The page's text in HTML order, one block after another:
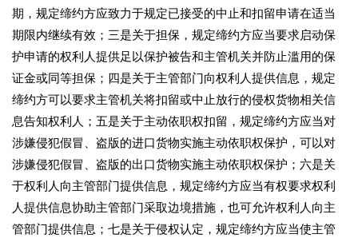
期，规定缔约方应致力于规定已接受的中止和扣留申请在适当
期限内继续有效；三是关于担保，规定缔约方应当要求启动保
护申请的权利人提供足以保护被告和主管机关并防止滥用的保
证金或同等担保；四是关于主管部门向权利人提供信息，规定
缔约方可以要求主管机关将扣留或中止放行的侵权货物相关信
息告知权利人；五是关于主动依职权扣留，规定缔约方应当对
涉嫌侵犯假冒、盗版的进口货物实施主动依职权保护，可以对
涉嫌侵犯假冒、盗版的出口货物实施主动依职权保护；六是关
于权利人向主管部门提供信息，规定缔约方应当有权要求权利
人提供信息协助主管部门采取边境措施，也可允许权利人向主
管部门提供信息；七是关于侵权认定，规定缔约方应当使主管